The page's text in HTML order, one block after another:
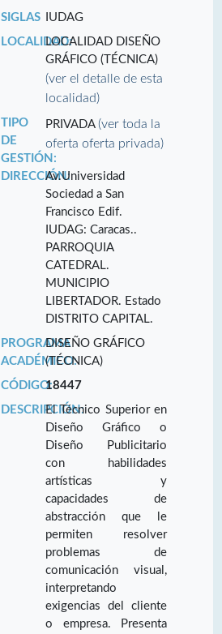
SIGLAS
IUDAG
LOCALIDAD:LOCALIDAD DISEÑO
GRÁFICO (TÉCNICA)
(ver el detalle de esta
localidad)
TIPO
DE
GESTIÓN:
PRIVADA(ver toda la
oferta oferta privada)
DIRECCIÓN:Av.Universidad
Sociedad a San
Francisco Edif.
IUDAG: Caracas..
PARROQUIA
CATEDRAL.
MUNICIPIO
LIBERTADOR. Estado
DISTRITO CAPITAL.
PROGRAMA
ACADÉMICO:
DISEÑO GRÁFICO
(TÉCNICA)
CÓDIGO:18447
DESCRIPCIÓN:El Técnico Superior en
Diseño Gráfico o
Diseño Publicitario
con habilidades
artísticas y
capacidades de
abstracción que le
permiten resolver
problemas de
comunicación visual,
interpretando
exigencias del cliente
o empresa. Presenta